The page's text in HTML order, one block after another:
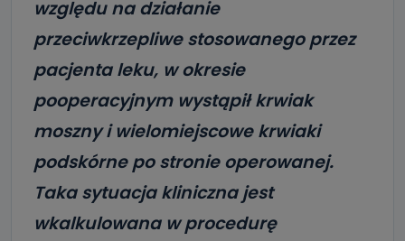
względu na działanie
przeciwkrzepliwe stosowanego przez
pacjenta leku, w okresie
pooperacyjnym wystąpił krwiak
moszny i wielomiejscowe krwiaki
podskórne po stronie operowanej.
Taka sytuacja kliniczna jest
wkalkulowana w procedurę